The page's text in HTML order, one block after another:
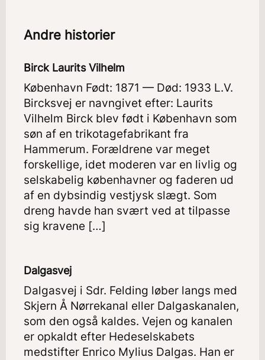
Andre historier
Birck Laurits Vilhelm
København Født: 1871 — Død: 1933 L.V.
Bircksvej er navngivet efter: Laurits
Vilhelm Birck blev født i København som
søn af en trikotagefabrikant fra
Hammerum. Forældrene var meget
forskellige, idet moderen var en livlig og
selskabelig københavner og faderen ud
af en dybsindig vestjysk slægt. Som
dreng havde han svært ved at tilpasse
sig kravene […]
Dalgasvej
Dalgasvej i Sdr. Felding løber langs med
Skjern Å Nørrekanal eller Dalgaskanalen,
som den også kaldes. Vejen og kanalen
er opkaldt efter Hedeselskabets
medstifter Enrico Mylius Dalgas. Han er